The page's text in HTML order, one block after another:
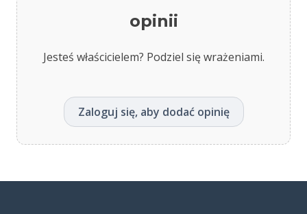
opinii
Jesteś właścicielem? Podziel się wrażeniami.
Zaloguj się, aby dodać opinię